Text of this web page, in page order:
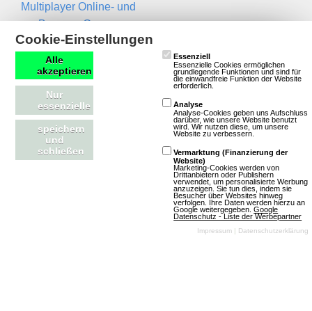
Multiplayer Online- und
Browser-Games
RSS Feeds
Neue Spiele in der
Cookie-Einstellungen
Alle
akzeptieren
Nur
essenzielle
speichern
und
schließen
Essenziell
Essenzielle Cookies ermöglichen
grundlegende Funktionen und sind für
die einwandfreie Funktion der Website
erforderlich.
Analyse
Analyse-Cookies geben uns Aufschluss
darüber, wie unsere Website benutzt
wird. Wir nutzen diese, um unsere
Website zu verbessern.
Vermarktung (Finanzierung der
Website)
Marketing-Cookies werden von
Drittanbietern oder Publishern
verwendet, um personalisierte Werbung
anzuzeigen. Sie tun dies, indem sie
Besucher über Websites hinweg
verfolgen. Ihre Daten werden hierzu an
Google weitergegeben.Google
Datenschutz - Liste der Werbepartner
Impressum | Datenschutzerklärung